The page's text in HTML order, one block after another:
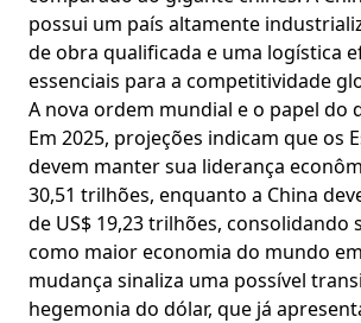
possui um país altamente
de obra qualificada e uma logística
essenciais para a competitividade
A nova ordem mundial e o papel do
Em 2025, projeções indicam que os
devem manter sua liderança
30,51 trilhões, enquanto a China
de US$ 19,23 trilhões, consolidando
como maior economia do mundo
mudança sinaliza uma possível
hegemonia do dólar, que já